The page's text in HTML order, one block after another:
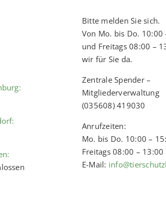
Bitte melden Sie sich.
Von Mo. bis Do. 10:00
und Freitags 08:00 –
wir für Sie da.
Zentrale Spender –
Mitgliederverwaltung
(035608) 419030
Anrufzeiten:
Mo. bis Do. 10:00 –
Freitags 08:00 – 13:00
E-Mail: